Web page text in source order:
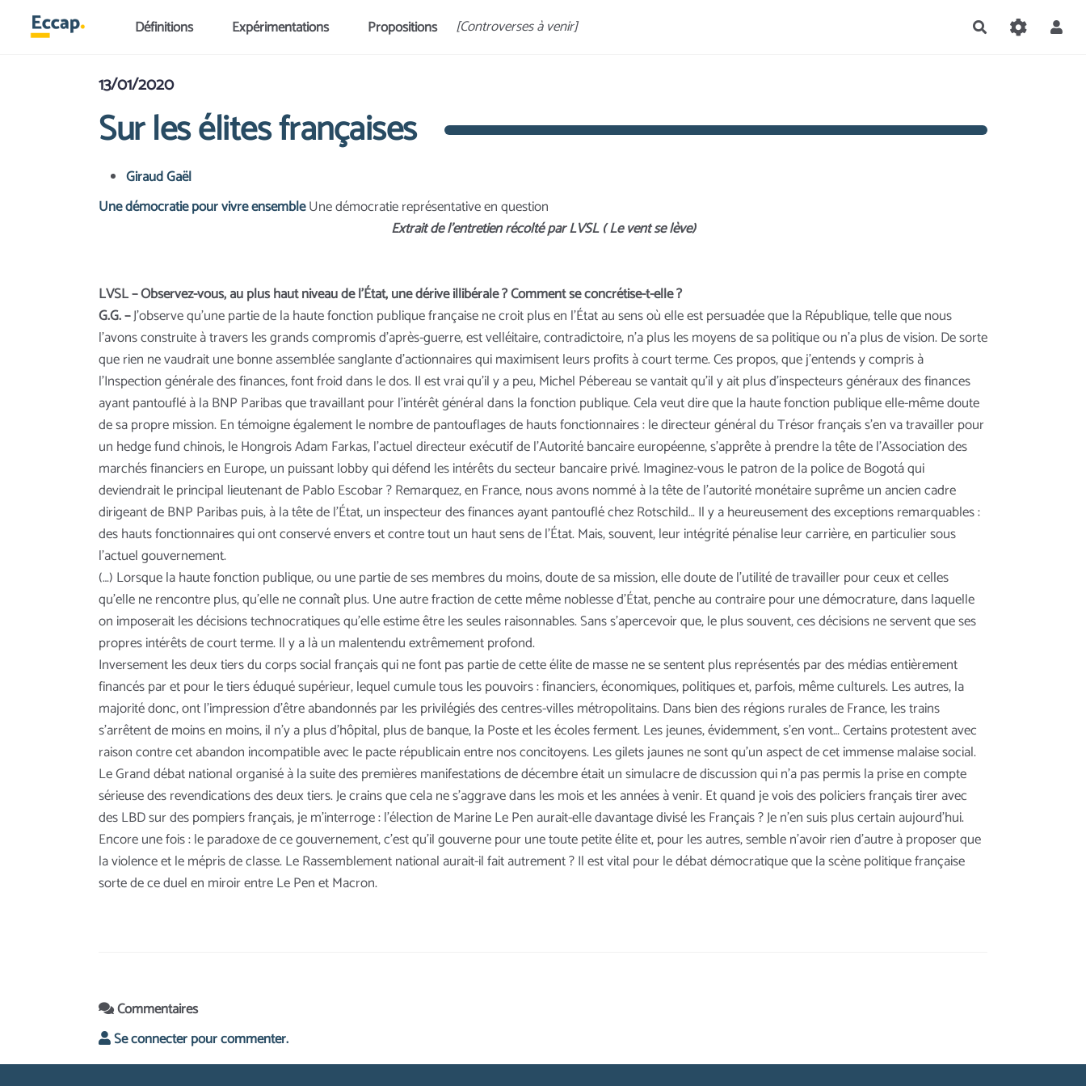
Aller au contenu principalDéfinitions Expérimentations Propositions [Controverses à venir] Rechercher
13/01/2020
Sur les élites françaises
Giraud Gaël
Une démocratie pour vivre ensembleUne démocratie représentative en question
Extrait de l’entretien récolté par LVSL ( Le vent se lève)
LVSL – Observez-vous, au plus haut niveau de l’État, une dériveillibérale? Comment se concrétise-t-elle ?
G.G. –J’observe qu’une partie de la haute fonction publique française ne croit plus en l’État au sens où elle est persuadée que la République, telle que nous
l’avons construite à travers les grands compromis d’après-guerre, est velléitaire, contradictoire, n’a plus les moyens de sa politique ou n’a plus de vision. De sorte
que rien ne vaudrait une bonne assemblée sanglante d’actionnaires qui maximisent leurs profits à court terme. Ces propos, que j’entends y compris à
l’Inspection générale des finances, font froid dans le dos. Il est vrai qu’il y a peu, Michel Pébereau se vantait qu’il y ait plus d’inspecteurs généraux des finances
ayant pantouflé à la BNP Paribas que travaillant pour l’intérêt général dans la fonction publique. Cela veut dire que la haute fonction publique elle-même doute
de sa propre mission. En témoigne également le nombre de pantouflages de hauts fonctionnaires : le directeur général du Trésor français s’en va travailler pour
un hedge fund chinois, le Hongrois Adam Farkas, l’actuel directeur exécutif de l’Autorité bancaire européenne, s’apprête à prendre la tête de l’Association des
marchés financiers en Europe, un puissant lobby qui défend les intérêts du secteur bancaire privé. Imaginez-vous le patron de la police de Bogotá qui
deviendrait le principal lieutenant de Pablo Escobar ? Remarquez, en France, nous avons nommé à la tête de l’autorité monétaire suprême un ancien cadre
dirigeant de BNP Paribas puis, à la tête de l’État, un inspecteur des finances ayant pantouflé chez Rotschild… Il y a heureusement des exceptions remarquables :
des hauts fonctionnaires qui ont conservé envers et contre tout un haut sens de l’État. Mais, souvent, leur intégrité pénalise leur carrière, en particulier sous
l’actuel gouvernement.
(…) Lorsque la haute fonction publique, ou une partie de ses membres du moins, doute de sa mission, elle doute de l’utilité de travailler pour ceux et celles
qu’elle ne rencontre plus, qu’elle ne connaît plus. Une autre fraction de cette même noblesse d’État, penche au contraire pour une démocrature, dans laquelle
on imposerait les décisions technocratiques qu’elle estime être les seules raisonnables. Sans s’apercevoir que, le plus souvent, ces décisions ne servent que ses
propres intérêts de court terme. Il y a là un malentendu extrêmement profond.
Inversement les deux tiers du corps social français qui ne font pas partie de cette élite de masse ne se sentent plus représentés par des médias entièrement
financés par et pour le tiers éduqué supérieur, lequel cumule tous les pouvoirs : financiers, économiques, politiques et, parfois, même culturels. Les autres, la
majorité donc, ont l’impression d’être abandonnés par les privilégiés des centres-villes métropolitains. Dans bien des régions rurales de France, les trains
s’arrêtent de moins en moins, il n’y a plus d’hôpital, plus de banque, la Poste et les écoles ferment. Les jeunes, évidemment, s’en vont… Certains protestent avec
raison contre cet abandon incompatible avec le pacte républicain entre nos concitoyens. Les gilets jaunes ne sont qu’un aspect de cet immense malaise social.
Le Grand débat national organisé à la suite des premières manifestations de décembre était un simulacre de discussion qui n’a pas permis la prise en compte
sérieuse des revendications des deux tiers. Je crains que cela ne s’aggrave dans les mois et les années à venir. Et quand je vois des policiers français tirer avec
des LBD sur des pompiers français, je m’interroge : l’élection de Marine Le Pen aurait-elle davantage divisé les Français ? Je n’en suis plus certain aujourd’hui.
Encore une fois : le paradoxe de ce gouvernement, c’est qu’il gouverne pour une toute petite élite et, pour les autres, semble n’avoir rien d’autre à proposer que
la violence et le mépris de classe. Le Rassemblement national aurait-il fait autrement ? Il est vital pour le débat démocratique que la scène politique française
sorte de ce duel en miroir entre Le Pen et Macron.
Commentaires
Se connecter pour commenter.